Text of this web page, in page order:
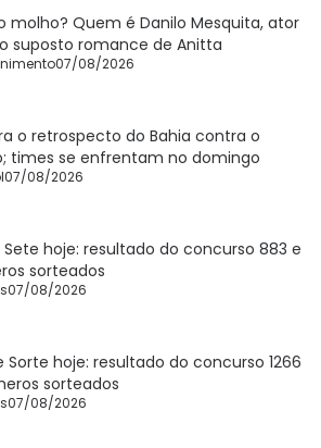
molho? Quem é Danilo Mesquita, ator
suposto romance de Anitta
07/08/2026
o retrospecto do Bahia contra o
times se enfrentam no domingo
07/08/2026
Sete hoje: resultado do concurso 883 e
sorteados
07/08/2026
Sorte hoje: resultado do concurso 1266
sorteados
07/08/2026